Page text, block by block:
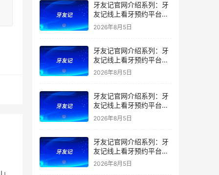
牙友记官网介绍系列：牙
友记线上看牙预约平台让
看牙不再靠运气
2026年8月5日
牙友记官网介绍系列：牙
友记线上看牙预约平台打
破口腔行业专业壁垒新手
2026年8月5日
牙友记官网介绍系列：牙
友记线上看牙预约平台落
地同城就诊经验打破未知
2026年8月5日
牙友记官网介绍系列：牙
友记线上看牙预约平台的
优势在哪里？
2026年8月5日